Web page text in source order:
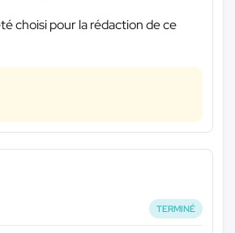
choisi pour la rédaction de ce
TERMINÉ